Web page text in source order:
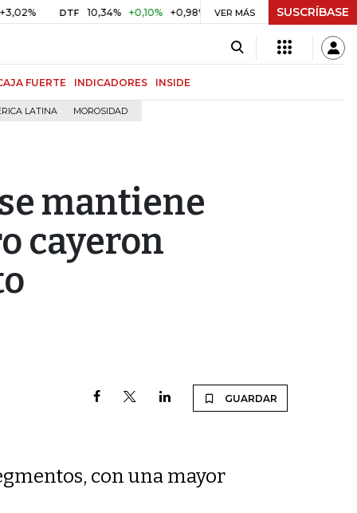
DTF 10,34% +0,10% +0,98% UVR $ 416,86 +$ 0,05 +0,01%
VER MÁS SUSCRÍBASE
FUERTE INDICADORES INSIDE
LATINA MOROSIDAD
mantiene
cayeron
GUARDAR
con una mayor